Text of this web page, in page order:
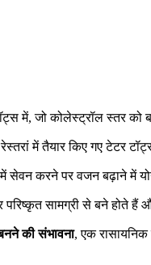
में, जो कोलेस्ट्रॉल स्तर को
में तैयार किए गए टेटर
में सेवन करने पर वजन बढ़ाने में
सामग्री से बने होते हैं
की संभावना, एक रासायनिक